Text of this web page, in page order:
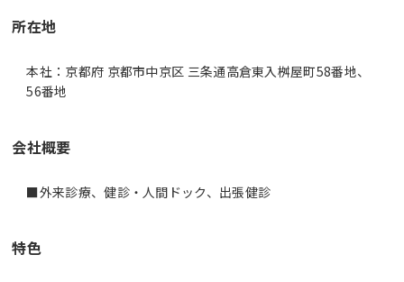
所在地
本社：京都府 京都市中京区 三条通高倉東入桝屋町58番地、
56番地
会社概要
■外来診療、健診・人間ドック、出張健診
特色